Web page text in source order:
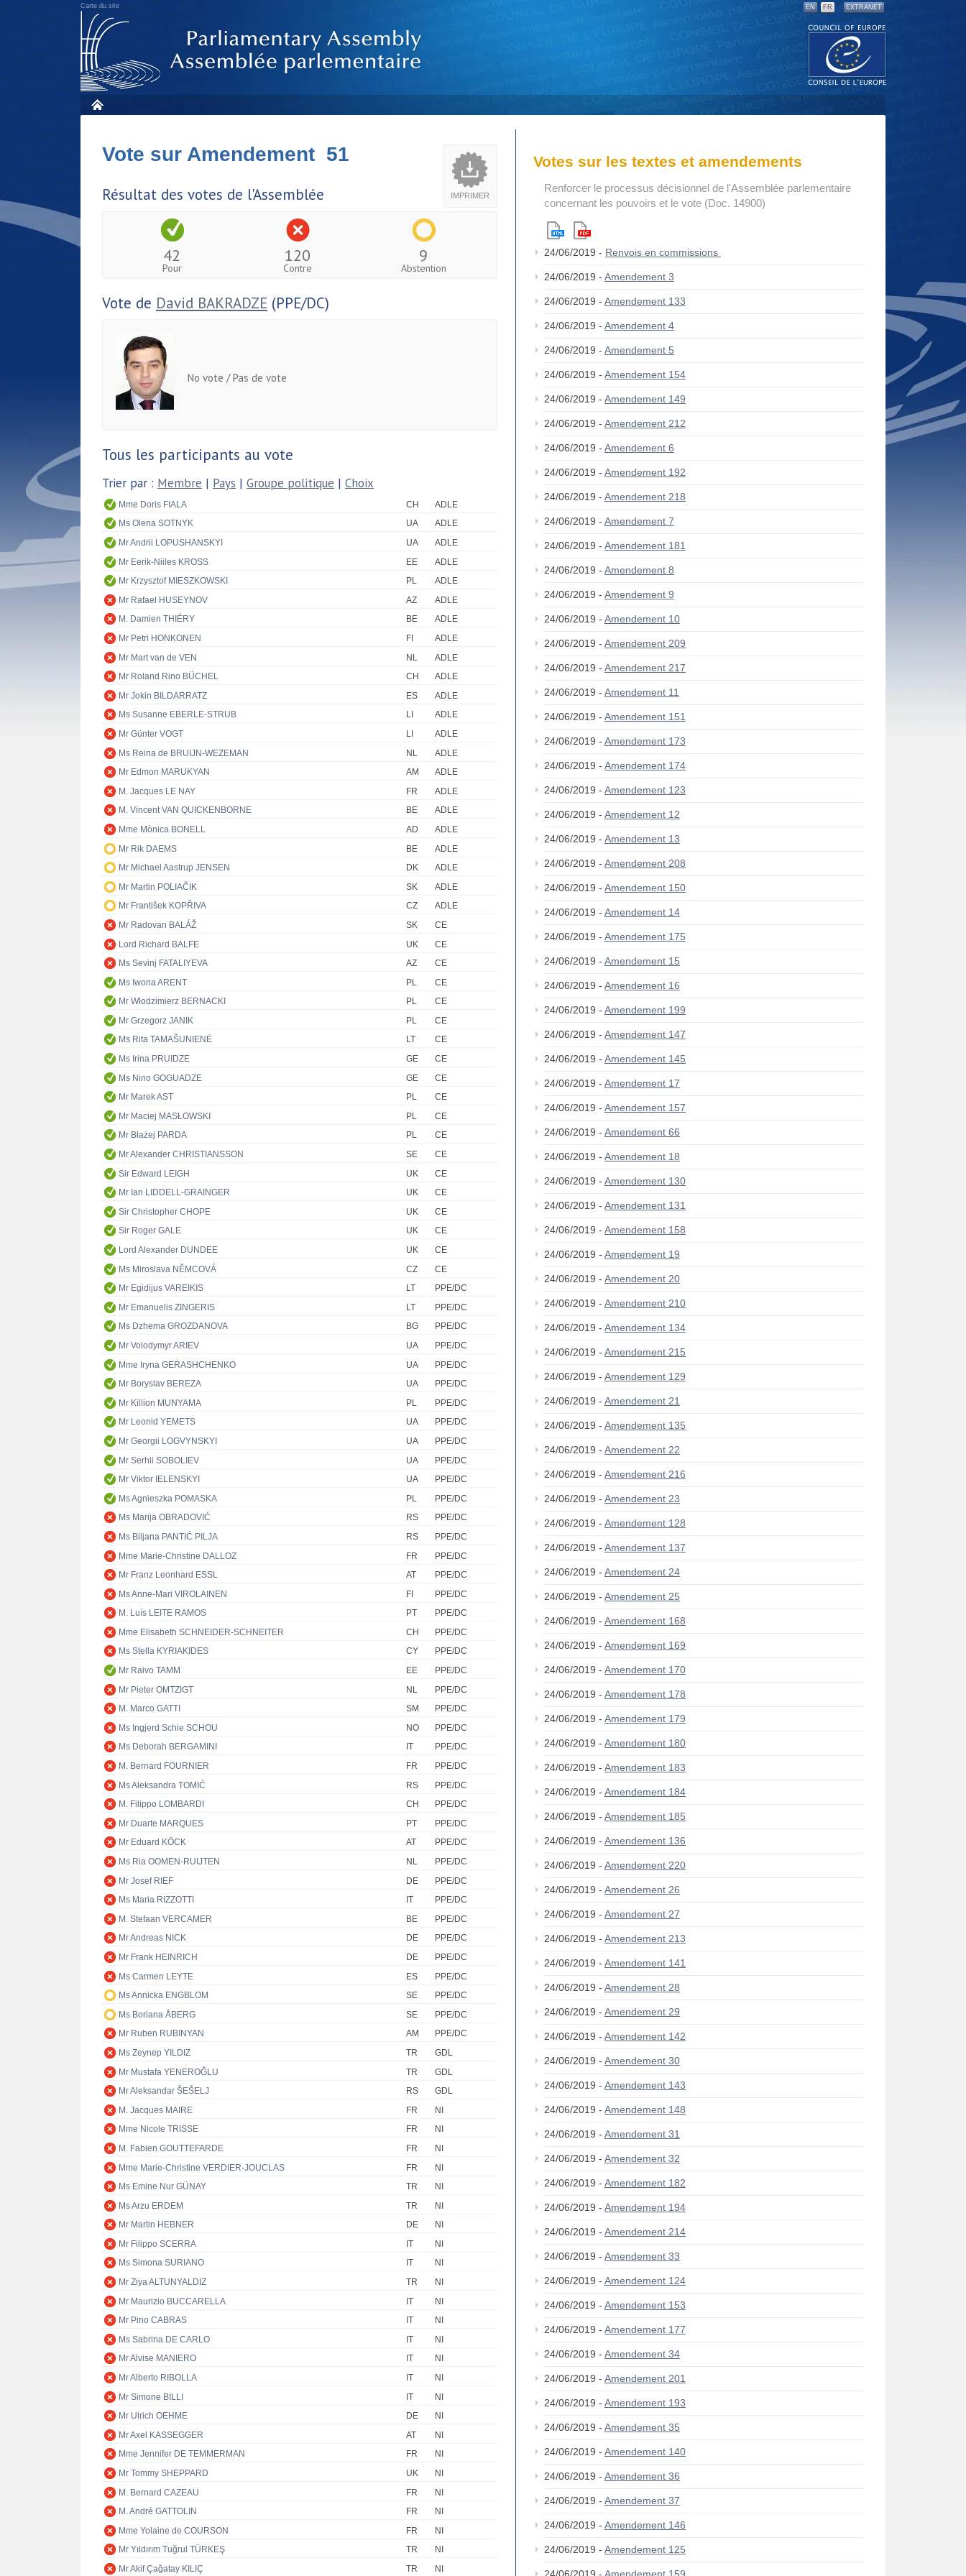
Carte du site EN FR EXTRANET
IMPRIMER
Vote sur Amendement 51
Résultat des votes de l'Assemblée
42
Pour
120
Contre
9
Abstention
Vote de David BAKRADZE (PPE/DC)
No vote / Pas de vote
Tous les participants au vote
Trier par : Membre | Pays | Groupe politique | Choix
Mme Doris FIALA CH
ADLE
Ms Olena SOTNYK
UA
ADLE
Mr Andrii LOPUSHANSKYI
UA
ADLE
Mr Eerik-Niiles KROSS
EE
ADLE
Mr Krzysztof MIESZKOWSKI
PL
ADLE
Mr Rafael HUSEYNOV
AZ
ADLE
M. Damien THIÉRY
BE
ADLE
Mr Petri HONKONEN
FI
ADLE
Mr Mart van de VEN
NL
ADLE
Mr Roland Rino BÜCHEL
CH
ADLE
Mr Jokin BILDARRATZ
ES
ADLE
Ms Susanne EBERLE-STRUB
LI
ADLE
Mr Günter VOGT
LI
ADLE
Ms Reina de BRUIJN-WEZEMAN
NL
ADLE
Mr Edmon MARUKYAN
AM
ADLE
M. Jacques LE NAY
FR
ADLE
M. Vincent VAN QUICKENBORNE
BE
ADLE
Mme Mònica BONELL
AD
ADLE
Mr Rik DAEMS
BE
ADLE
Mr Michael Aastrup JENSEN
DK
ADLE
Mr Martin POLIAČIK
SK
ADLE
Mr František KOPŘIVA
CZ
ADLE
Mr Radovan BALÁŽ
SK
CE
Lord Richard BALFE
UK
CE
Ms Sevinj FATALIYEVA
AZ
CE
Ms Iwona ARENT
PL
CE
Mr Włodzimierz BERNACKI
PL
CE
Mr Grzegorz JANIK
PL
CE
Ms Rita TAMAŠUNIENĖ
LT
CE
Ms Irina PRUIDZE
GE
CE
Ms Nino GOGUADZE
GE
CE
Mr Marek AST
PL
CE
Mr Maciej MASŁOWSKI
PL
CE
Mr Błażej PARDA
PL
CE
Mr Alexander CHRISTIANSSON
SE
CE
Sir Edward LEIGH
UK
CE
Mr Ian LIDDELL-GRAINGER
UK
CE
Sir Christopher CHOPE
UK
CE
Sir Roger GALE
UK
CE
Lord Alexander DUNDEE
UK
CE
Ms Miroslava NĚMCOVÁ
CZ
CE
Mr Egidijus VAREIKIS
LT
PPE/DC
Mr Emanuelis ZINGERIS
LT
PPE/DC
Ms Dzhema GROZDANOVA
BG
PPE/DC
Mr Volodymyr ARIEV
UA
PPE/DC
Mme Iryna GERASHCHENKO
UA
PPE/DC
Mr Boryslav BEREZA
UA
PPE/DC
Mr Killion MUNYAMA
PL
PPE/DC
Mr Leonid YEMETS
UA
PPE/DC
Mr Georgii LOGVYNSKYI
UA
PPE/DC
Mr Serhii SOBOLIEV
UA
PPE/DC
Mr Viktor IELENSKYI
UA
PPE/DC
Ms Agnieszka POMASKA
PL
PPE/DC
Ms Marija OBRADOVIĆ
RS
PPE/DC
Ms Biljana PANTIĆ PILJA
RS
PPE/DC
Mme Marie-Christine DALLOZ
FR
PPE/DC
Mr Franz Leonhard ESSL
AT
PPE/DC
Ms Anne-Mari VIROLAINEN
FI
PPE/DC
M. Luís LEITE RAMOS
PT
PPE/DC
Mme Elisabeth SCHNEIDER-SCHNEITER
CH
PPE/DC
Ms Stella KYRIAKIDES
CY
PPE/DC
Mr Raivo TAMM
EE
PPE/DC
Mr Pieter OMTZIGT
NL
PPE/DC
M. Marco GATTI
SM
PPE/DC
Ms Ingjerd Schie SCHOU
NO
PPE/DC
Ms Deborah BERGAMINI
IT
PPE/DC
M. Bernard FOURNIER
FR
PPE/DC
Ms Aleksandra TOMIĆ
RS
PPE/DC
M. Filippo LOMBARDI
CH
PPE/DC
Mr Duarte MARQUES
PT
PPE/DC
Mr Eduard KÖCK
AT
PPE/DC
Ms Ria OOMEN-RUIJTEN
NL
PPE/DC
Mr Josef RIEF
DE
PPE/DC
Ms Maria RIZZOTTI
IT
PPE/DC
M. Stefaan VERCAMER
BE
PPE/DC
Mr Andreas NICK
DE
PPE/DC
Mr Frank HEINRICH
DE
PPE/DC
Ms Carmen LEYTE
ES
PPE/DC
Ms Annicka ENGBLOM
SE
PPE/DC
Ms Boriana ÅBERG
SE
PPE/DC
Mr Ruben RUBINYAN
AM
PPE/DC
Ms Zeynep YILDIZ
TR
GDL
Mr Mustafa YENEROĞLU
TR
GDL
Mr Aleksandar ŠEŠELJ
RS
GDL
M. Jacques MAIRE
FR
NI
Mme Nicole TRISSE
FR
NI
M. Fabien GOUTTEFARDE
FR
NI
Mme Marie-Christine VERDIER-JOUCLAS
FR
NI
Ms Emine Nur GÜNAY
TR
NI
Ms Arzu ERDEM
TR
NI
Mr Martin HEBNER
DE
NI
Mr Filippo SCERRA
IT
NI
Ms Simona SURIANO
IT
NI
Mr Ziya ALTUNYALDIZ
TR
NI
Mr Maurizio BUCCARELLA
IT
NI
Mr Pino CABRAS
IT
NI
Ms Sabrina DE CARLO
IT
NI
Mr Alvise MANIERO
IT
NI
Mr Alberto RIBOLLA
IT
NI
Mr Simone BILLI
IT
NI
Mr Ulrich OEHME
DE
NI
Mr Axel KASSEGGER
AT
NI
Mme Jennifer DE TEMMERMAN
FR
NI
Mr Tommy SHEPPARD
UK
NI
M. Bernard CAZEAU
FR
NI
M. André GATTOLIN
FR
NI
Mme Yolaine de COURSON
FR
NI
Mr Yıldırım Tuğrul TÜRKEŞ
TR
NI
Mr Akif Çağatay KILIÇ
TR NI
Votes sur les textes et amendements
Renforcer le processus décisionnel de l'Assemblée parlementaire
concernant les pouvoirs et le vote (Doc. 14900)
24/06/2019 - Renvois en commissions
24/06/2019 - Amendement 3
24/06/2019 - Amendement 133
24/06/2019 - Amendement 4
24/06/2019 - Amendement 5
24/06/2019 - Amendement 154
24/06/2019 - Amendement 149
24/06/2019 - Amendement 212
24/06/2019 - Amendement 6
24/06/2019 - Amendement 192
24/06/2019 - Amendement 218
24/06/2019 - Amendement 7
24/06/2019 - Amendement 181
24/06/2019 - Amendement 8
24/06/2019 - Amendement 9
24/06/2019 - Amendement 10
24/06/2019 - Amendement 209
24/06/2019 - Amendement 217
24/06/2019 - Amendement 11
24/06/2019 - Amendement 151
24/06/2019 - Amendement 173
24/06/2019 - Amendement 174
24/06/2019 - Amendement 123
24/06/2019 - Amendement 12
24/06/2019 - Amendement 13
24/06/2019 - Amendement 208
24/06/2019 - Amendement 150
24/06/2019 - Amendement 14
24/06/2019 - Amendement 175
24/06/2019 - Amendement 15
24/06/2019 - Amendement 16
24/06/2019 - Amendement 199
24/06/2019 - Amendement 147
24/06/2019 - Amendement 145
24/06/2019 - Amendement 17
24/06/2019 - Amendement 157
24/06/2019 - Amendement 66
24/06/2019 - Amendement 18
24/06/2019 - Amendement 130
24/06/2019 - Amendement 131
24/06/2019 - Amendement 158
24/06/2019 - Amendement 19
24/06/2019 - Amendement 20
24/06/2019 - Amendement 210
24/06/2019 - Amendement 134
24/06/2019 - Amendement 215
24/06/2019 - Amendement 129
24/06/2019 - Amendement 21
24/06/2019 - Amendement 135
24/06/2019 - Amendement 22
24/06/2019 - Amendement 216
24/06/2019 - Amendement 23
24/06/2019 - Amendement 128
24/06/2019 - Amendement 137
24/06/2019 - Amendement 24
24/06/2019 - Amendement 25
24/06/2019 - Amendement 168
24/06/2019 - Amendement 169
24/06/2019 - Amendement 170
24/06/2019 - Amendement 178
24/06/2019 - Amendement 179
24/06/2019 - Amendement 180
24/06/2019 - Amendement 183
24/06/2019 - Amendement 184
24/06/2019 - Amendement 185
24/06/2019 - Amendement 136
24/06/2019 - Amendement 220
24/06/2019 - Amendement 26
24/06/2019 - Amendement 27
24/06/2019 - Amendement 213
24/06/2019 - Amendement 141
24/06/2019 - Amendement 28
24/06/2019 - Amendement 29
24/06/2019 - Amendement 142
24/06/2019 - Amendement 30
24/06/2019 - Amendement 143
24/06/2019 - Amendement 148
24/06/2019 - Amendement 31
24/06/2019 - Amendement 32
24/06/2019 - Amendement 182
24/06/2019 - Amendement 194
24/06/2019 - Amendement 214
24/06/2019 - Amendement 33
24/06/2019 - Amendement 124
24/06/2019 - Amendement 153
24/06/2019 - Amendement 177
24/06/2019 - Amendement 34
24/06/2019 - Amendement 201
24/06/2019 - Amendement 193
24/06/2019 - Amendement 35
24/06/2019 - Amendement 140
24/06/2019 - Amendement 36
24/06/2019 - Amendement 37
24/06/2019 - Amendement 146
24/06/2019 - Amendement 125